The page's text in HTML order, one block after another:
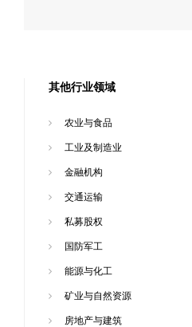
其他行业领域
农业与食品
工业及制造业
金融机构
交通运输
私募股权
国防军工
能源与化工
矿业与自然资源
房地产与建筑